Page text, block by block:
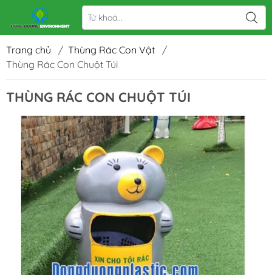
Trang chủ / Thùng Rác Con Vật
/
Thùng Rác Con Chuột Túi
THÙNG RÁC CON CHUỘT TÚI